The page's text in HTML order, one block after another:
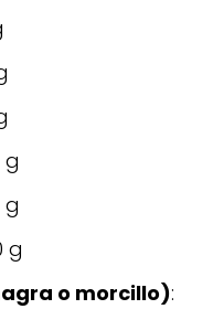
g
g
g
o morcillo):